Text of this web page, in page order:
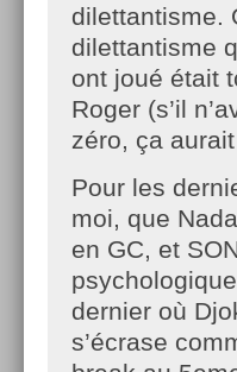
dilettantisme.
dilettantisme
ont joué était
Roger (s’il
zéro, ça
Pour les
moi, que
en GC, et
dernier où
s’écrase